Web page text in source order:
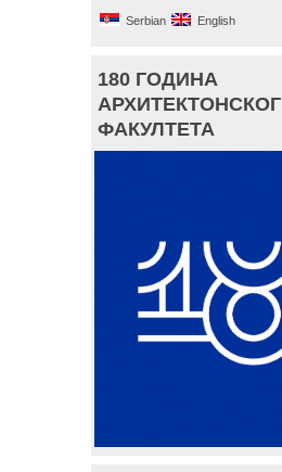
Serbian English
180 ГОДИНА
АРХИТЕКТОНСКОГ
ФАКУЛТЕТА